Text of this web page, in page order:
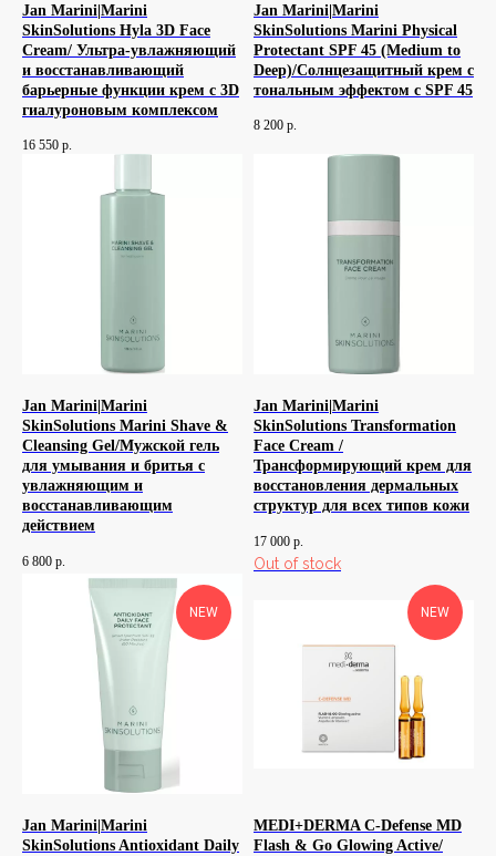
Jan Marini|Marini
SkinSolutions Hyla 3D Face
Cream/ Ультра-увлажняющий
и восстанавливающий
барьерные функции крем с 3D
гиалуроновым комплексом
16 550 р.
Jan Marini|Marini
SkinSolutions Marini Physical
Protectant SPF 45 (Medium to
Deep)/Солнцезащитный крем с
тональным эффектом с SPF 45
8 200 р.
Jan Marini|Marini
SkinSolutions Marini Shave &
Cleansing Gel/Мужской гель
для умывания и бритья с
увлажняющим и
восстанавливающим
действием
6 800 р.
Jan Marini|Marini
SkinSolutions Transformation
Face Cream /
Трансформирующий крем для
восстановления дермальных
структур для всех типов кожи
17 000 р.
Out of stock
NEW
Jan Marini|Marini
SkinSolutions Antioxidant Daily
NEW
MEDI+DERMA C-Defense MD
Flash & Go Glowing Active/